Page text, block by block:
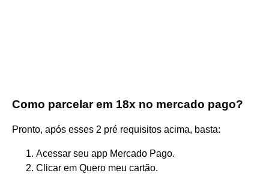
Como parcelar em 18x no mercado pago?
Pronto, após esses 2 pré requisitos acima, basta:
Acessar seu app Mercado Pago.
Clicar em Quero meu cartão.